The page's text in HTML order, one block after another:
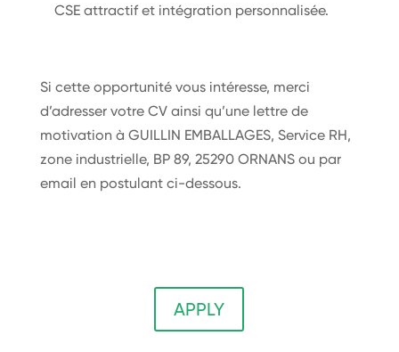
CSE attractif et intégration personnalisée.
Si cette opportunité vous intéresse, merci
d’adresser votre CV ainsi qu’une lettre de
motivation à GUILLIN EMBALLAGES, Service RH,
zone industrielle, BP 89, 25290 ORNANS ou par
email en postulant ci-dessous.
APPLY